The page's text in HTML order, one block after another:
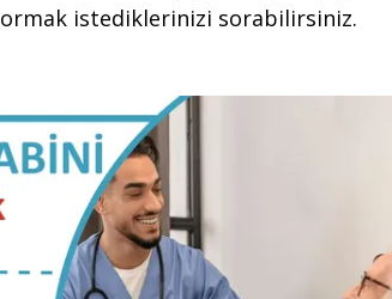
istediklerinizi sorabilirsiniz.